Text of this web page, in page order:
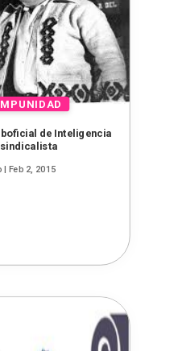
de Inteligencia
| Feb 2, 2015